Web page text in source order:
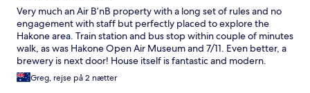
Very much an Air B’nB property with a long set of rules and no
engagement with staff but perfectly placed to explore the
Hakone area. Train station and bus stop within couple of minutes
walk, as was Hakone Open Air Museum and 7/11. Even better, a
brewery is next door! House itself is fantastic and modern.
Greg, rejse på 2 nætter